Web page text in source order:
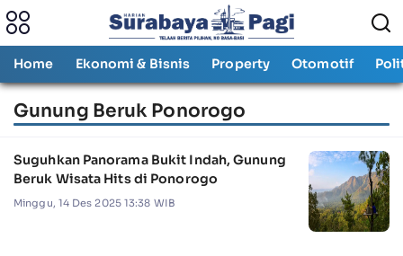
Home Ekonomi & Bisnis Property Otomotif
Gunung Beruk Ponorogo
Suguhkan Panorama Bukit Indah, Gunung
Beruk Wisata Hits di Ponorogo
Minggu, 14 Des 2025 13:38 WIB